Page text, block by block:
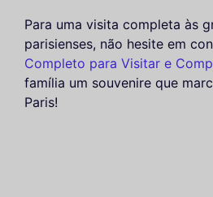
Para uma visita completa às
parisienses, não hesite em
Completo para Visitar e
família um souvenire que
Paris!